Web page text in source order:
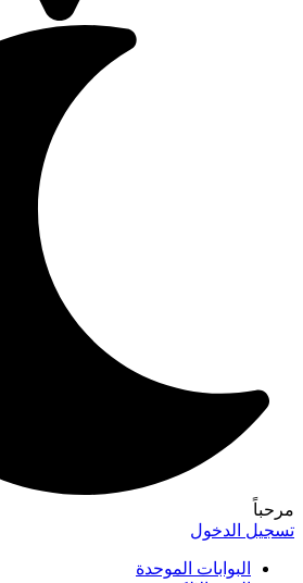
مرحباً
تسجيل الدخول
البوابات الموحدة